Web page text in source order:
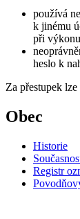
používá
k jinému
při
heslo k
Za přestupek
Obec
Historie
Registr